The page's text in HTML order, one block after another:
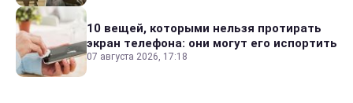
10 вещей, которыми нельзя протирать
экран телефона: они могут его испортить
07 августа 2026, 17:18